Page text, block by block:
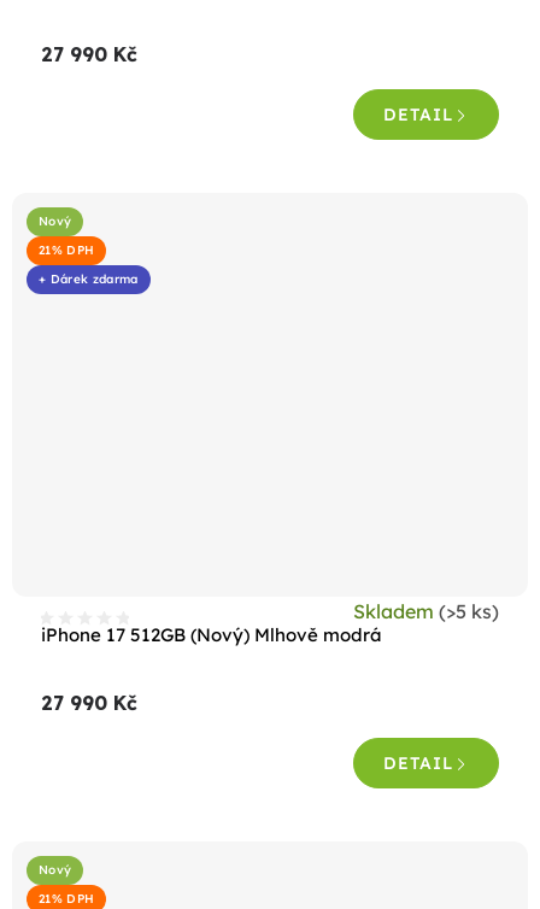
27 990 Kč
DETAIL
Nový
21% DPH
+ Dárek zdarma
iPhone 17 512GB (Nový) Mlhově modrá
Skladem (>5 ks)
27 990 Kč
DETAIL
Nový
21% DPH